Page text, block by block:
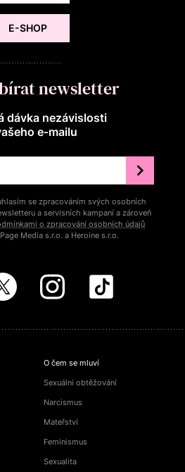
E-SHOP
newsletter
dávka nezávislosti
e‑mailu
se zpracováním svých osobních
a servisních kampaní a zároveň
o zpracování osobních údajů
Media s.r.o. a Heroine s.r.o.
O čem se mluví
Sexuální obtěžování
Narcismus
Mateřství
Feminismus
Sexualita